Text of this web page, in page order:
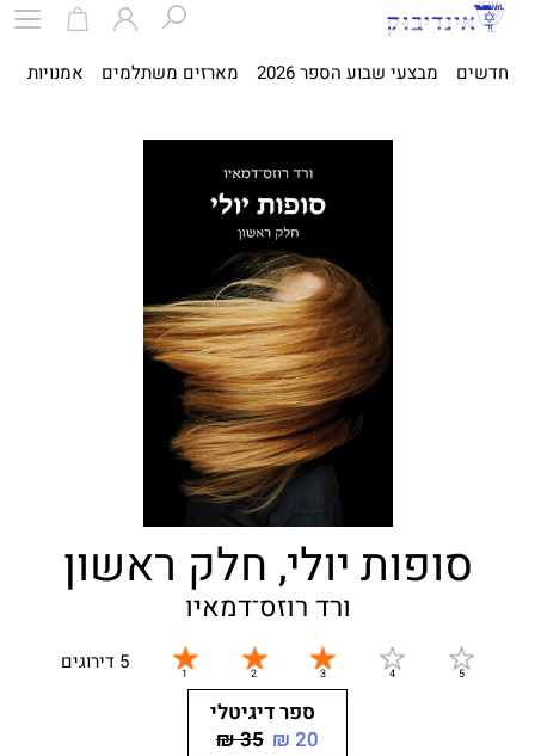
חדשים מבצעי שבוע הספר 2026 מארזים משתלמים אמנויות
סופות יולי, חלק ראשון
ורד רוזס־דמאיו
5 דירוגים
ספר דיגיטלי
20 ₪
35 ₪